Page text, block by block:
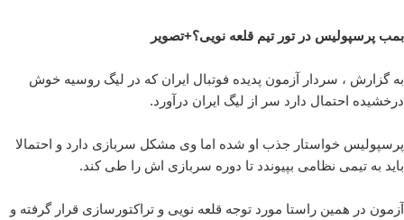
بمب پرسپولیس در تور تیم قلعه نویی؟+تصویر
به گزارش ، سردار آزمون پدیده فوتبال ایران که در لیگ روسیه خوش
درخشیده احتمال دارد سر از لیگ ایران درآورد.
پرسپولیس خواستار جذب او شده اما وی مشکل سربازی دارد و احتمالا
باید به تیمی نظامی بپیوندد تا دوره سربازی اش را طی کند.
آزمون در همین راستا مورد توجه قلعه نویی و تراکتورسازی قرار گرفته و